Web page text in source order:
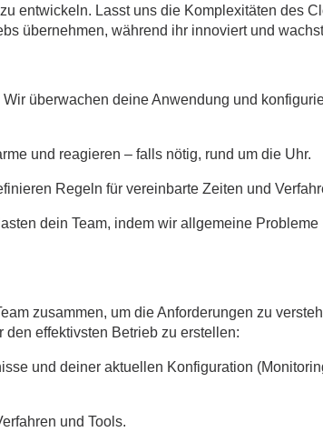
entwickeln. Lasst uns die Komplexitäten des
übernehmen, während ihr innoviert und
überwachen deine Anwendung und
und reagieren – falls nötig, rund um die Uhr.
Regeln für vereinbarte Zeiten und
dein Team, indem wir allgemeine Probleme
zusammen, um die Anforderungen zu
den effektivsten Betrieb zu erstellen:
und deiner aktuellen Konfiguration
und Tools.